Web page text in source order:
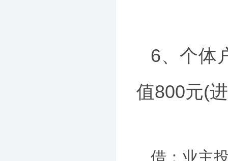
6、个体
值800元(
借：业主